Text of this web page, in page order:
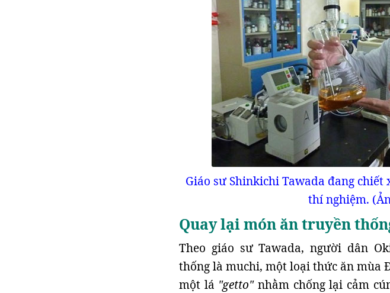
Giáo sư Shinkichi Tawada đang
thí nghiệm.
Quay lại món ăn truyền
Theo giáo sư Tawada, người dân
thống là muchi, một loại thức ăn mùa
một lá "getto"nhằm chống lại cảm